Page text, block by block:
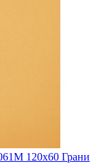
120х60 Грани